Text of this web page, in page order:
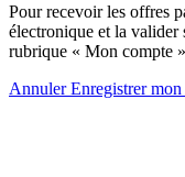
Pour recevoir les offres
électronique et la valider
rubrique « Mon compte »
AnnulerEnregistrer mon